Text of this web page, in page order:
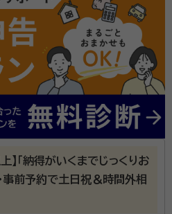
えています。迅速・丁寧かつお
ます。
】「納得がいくまでじっくりお
事前予約で土日祝＆時間外相